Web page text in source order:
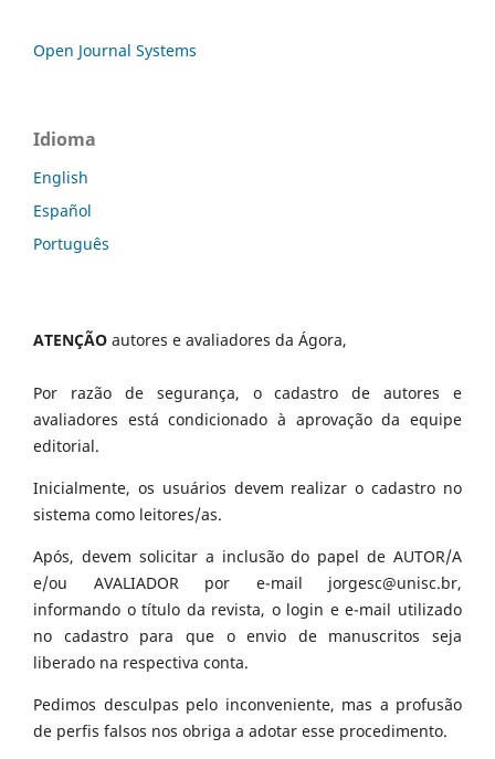
Open Journal Systems
Idioma
English
Español
Português
ATENÇÃO autores e avaliadores da Ágora,
Por razão de segurança, o cadastro de autores e
avaliadores está condicionado à aprovação da equipe
editorial.
Inicialmente, os usuários devem realizar o cadastro no
sistema como leitores/as.
Após, devem solicitar a inclusão do papel de AUTOR/A
e/ou AVALIADOR por e-mail jorgesc@unisc.br,
informando o título da revista, o login e e-mail utilizado
no cadastro para que o envio de manuscritos seja
liberado na respectiva conta.
Pedimos desculpas pelo inconveniente, mas a profusão
de perfis falsos nos obriga a adotar esse procedimento.